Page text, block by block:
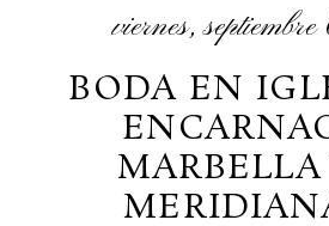
viernes,
BODA EN